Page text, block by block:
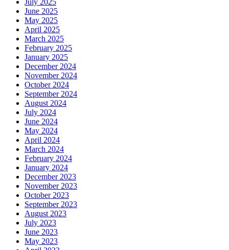
June 2025
May 2025
April 2025
March 2025
February 2025
January 2025
December 2024
November 2024
October 2024
September 2024
August 2024
July 2024
June 2024
May 2024
April 2024
March 2024
February 2024
January 2024
December 2023
November 2023
October 2023
September 2023
August 2023
July 2023
June 2023
May 2023